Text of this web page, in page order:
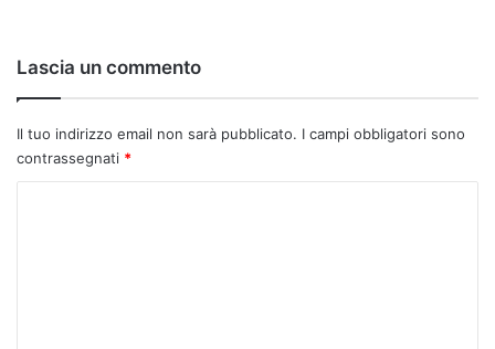
Lascia un commento
Il tuo indirizzo email non sarà pubblicato. I campi obbligatori sono
contrassegnati *